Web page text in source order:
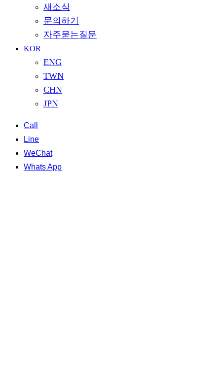
새소식
문의하기
자주묻는질문
KOR
ENG
TWN
CHN
JPN
Call
Line
WeChat
Whats App